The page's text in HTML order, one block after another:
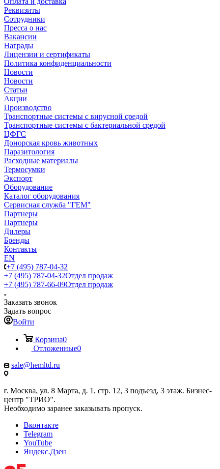
Реквизиты
Сотрудники
Пресса о нас
Вакансии
Награды
Лицензии и сертификаты
Политика конфиденциальности
Новости
Новости
Статьи
Акции
Производство
Транспортные системы с вирусной средой
Транспортные системы с бактериальной средой
ЦФГС
Донорская кровь животных
Паразитология
Расходные материалы
Термосумки
Экспорт
Оборудование
Каталог оборудования
Сервисная служба "ГЕМ"
Партнеры
Партнеры
Дилеры
Бренды
Контакты
EN
+7 (495) 787-04-32
+7 (495) 787-04-32Отдел продаж
+7 (495) 787-66-09Отдел продаж
Заказать звонок
Задать вопрос
Войти
Корзина0
Отложенные0
sale@hemltd.ru
г. Москва, ул. 8 Марта, д. 1, стр. 12, 3 подъезд, 3 этаж. Бизнес-
центр "ТРИО".
Необходимо заранее заказывать пропуск.
Вконтакте
Telegram
YouTube
Яндекс.Дзен